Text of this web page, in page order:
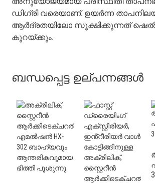
ഡിഗ്രി വരെയാണ്. ഉയർന്ന
ആർദ്രതയിലോ സൂക്ഷിക്കുന്നത്
കുറയ്ക്കും.
ബന്ധപ്പെട്ട ഉല്പന്നങ്ങൾ